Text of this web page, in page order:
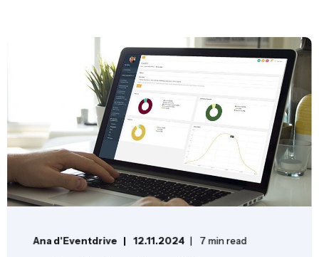
Ana d'Eventdrive 12.11.2024 7 min read